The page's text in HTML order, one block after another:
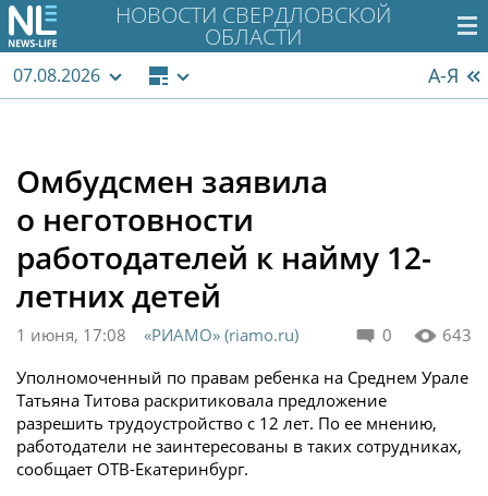
НОВОСТИ СВЕРДЛОВСКОЙ
ОБЛАСТИ
07.08.2026 А-Я
Омбудсмен заявила
о неготовности
работодателей к найму 12-
летних детей
0 643
1 июня, 17:08
«РИАМО» (riamo.ru)
Уполномоченный по правам ребенка на Среднем Урале
Татьяна Титова раскритиковала предложение
разрешить трудоустройство с 12 лет. По ее мнению,
работодатели не заинтересованы в таких сотрудниках,
сообщает ОТВ-Екатеринбург.